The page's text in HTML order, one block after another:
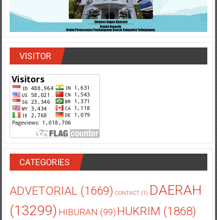
VISITOR
CATEGORIES
ADVETORIAL(1669) CONTACT(1) DAERAH
(13299) HIBURAN (99) HUKRIM (1868)